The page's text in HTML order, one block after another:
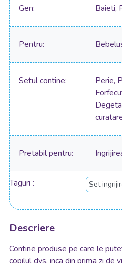
Gen Baieti,
Pentru
Setul contine
Perie,
Pretabil pentru
Taguri Set
Descriere
Contine produse pe care le
copilul dvs. inca din prima zi de